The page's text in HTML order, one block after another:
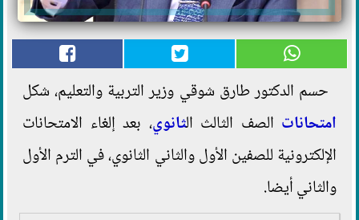
حسم الدكتور طارق شوقي وزير التربية والتعليم، شكل
امتحانات الصف الثالث الثانوي، بعد إلغاء الامتحانات
الإلكترونية للصفين الأول والثاني الثانوي، في الترم الأول
والثاني أيضا.